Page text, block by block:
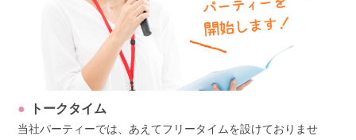
トークタイム
当社パーティーでは、あえてフリータイムを設けておりませ